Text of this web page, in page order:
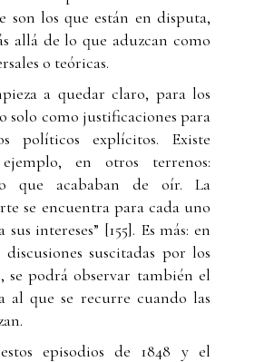
son los que están en disputa,
allá de lo que aduzcan como
o teóricas.
a quedar claro, para los
solo como justificaciones para
políticos explícitos. Existe
en otros terrenos:
que acababan de oír. La
se encuentra para cada uno
intereses” [155]. Es más: en
suscitadas por los
se podrá observar también el
al que se recurre cuando las
episodios de 1848 y el